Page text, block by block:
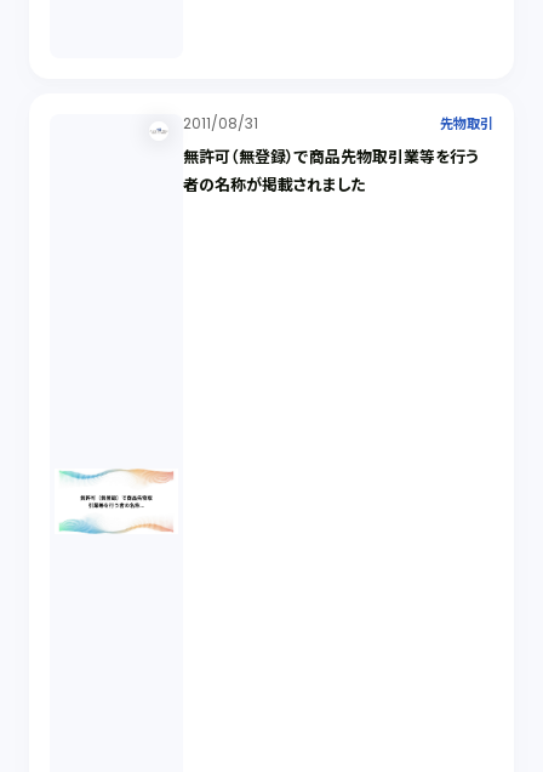
2011/08/31 先物取引
無許可（無登録）で商品先物取引業等を行う
者の名称が掲載されました